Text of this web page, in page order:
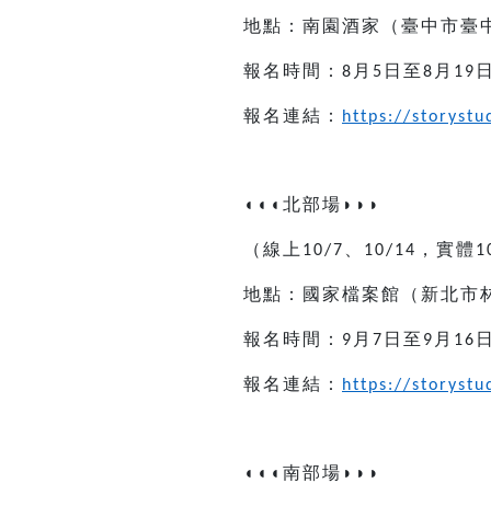
地點： 南園酒家 （臺中市臺
報名時間： 8 月 5 日至8 月 19
報名連結： https://
◖◖◖ 北部場 ◗◗◗
（線上 10/7 10/14 ，實體
地點：國家檔案館（新北市
報名時間： 9 月 7 日至 9 月 16
報名連結： https://
◖◖◖ 南部場 ◗◗◗